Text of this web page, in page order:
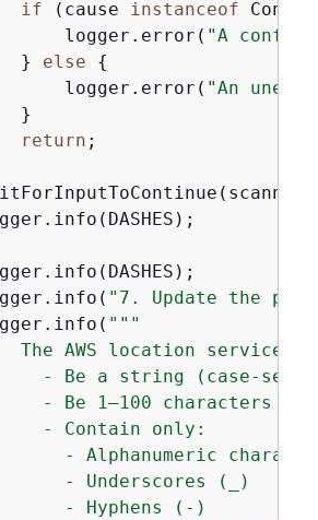
if (cause instanceof
logger.error(
"A
}
else
{
logger.error(
"An
}
return ;
"7. Update the
"" "
The AWS location service
- Be a string (case-
- Be 1–100 characters
- Contain only:
- Alphanumeric
- Underscores (_)
- Hyphens (-)